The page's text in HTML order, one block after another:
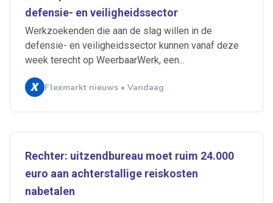
defensie- en veiligheidssector
Werkzoekenden die aan de slag willen in de
defensie- en veiligheidssector kunnen vanaf deze
week terecht op WeerbaarWerk, een...
Flexmarkt nieuws • Vandaag
Rechter: uitzendbureau moet ruim 24.000
euro aan achterstallige reiskosten
nabetalen